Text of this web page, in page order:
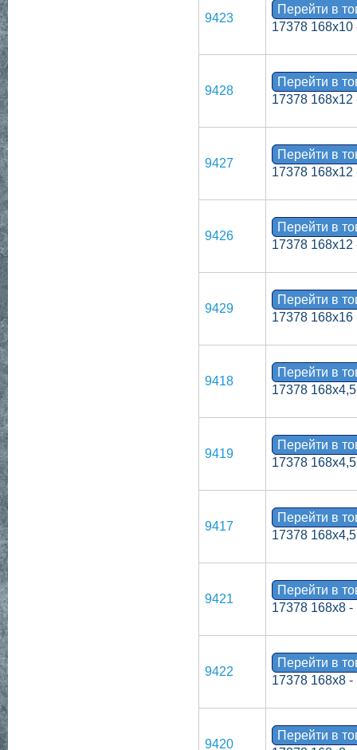
9423
Перейти в
17378 168х10
9428
Перейти в
17378 168х12
9427
Перейти в
17378 168х12
9426
Перейти в
17378 168х12
9429
Перейти в
17378 168х16
9418
Перейти в
17378
9419
Перейти в
17378
9417
Перейти в
17378
9421
Перейти в
17378 168х8 -
9422
Перейти в
17378 168х8 -
9420
Перейти в